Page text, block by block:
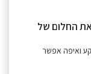
החלום של
ואיפה אפשר